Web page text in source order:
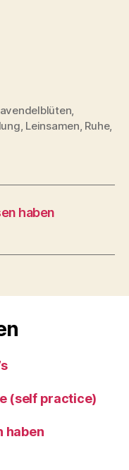
,
, Leinsamen, Ruhe,
haben
(self practice)
haben